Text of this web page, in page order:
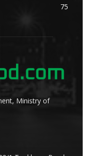
75
Ministry of